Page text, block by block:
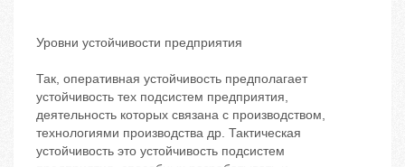
Уровни устойчивости предприятия
Так, оперативная устойчивость предполагает
устойчивость тех подсистем предприятия,
деятельность которых связана с производством,
технологиями производства др. Тактическая
устойчивость ‬это устойчивость подсистем